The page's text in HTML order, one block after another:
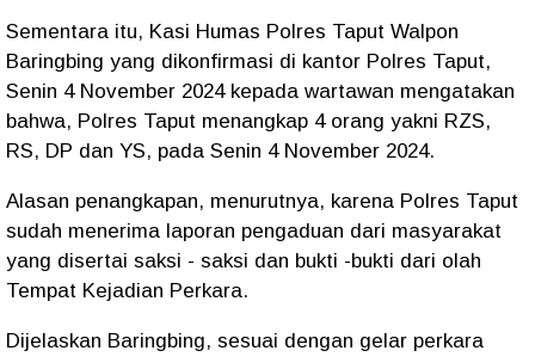
Sementara itu, Kasi Humas Polres Taput Walpon
Baringbing yang dikonfirmasi di kantor Polres Taput,
Senin 4 November 2024 kepada wartawan mengatakan
bahwa, Polres Taput menangkap 4 orang yakni RZS,
RS, DP dan YS, pada Senin 4 November 2024.
Alasan penangkapan, menurutnya, karena Polres Taput
sudah menerima laporan pengaduan dari masyarakat
yang disertai saksi - saksi dan bukti -bukti dari olah
Tempat Kejadian Perkara.
Dijelaskan Baringbing, sesuai dengan gelar perkara